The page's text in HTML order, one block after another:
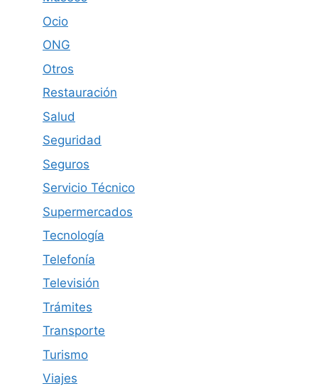
Ocio
ONG
Otros
Restauración
Salud
Seguridad
Seguros
Servicio Técnico
Supermercados
Tecnología
Telefonía
Televisión
Trámites
Transporte
Turismo
Viajes